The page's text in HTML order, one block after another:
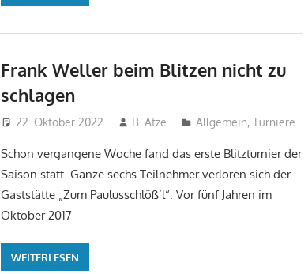
Frank Weller beim Blitzen nicht zu
schlagen
22. Oktober 2022 B. Atze Allgemein,Turniere
Schon vergangene Woche fand das erste Blitzturnier der
Saison statt. Ganze sechs Teilnehmer verloren sich der
Gaststätte „Zum Paulusschlöß’l“. Vor fünf Jahren im
Oktober 2017
WEITERLESEN